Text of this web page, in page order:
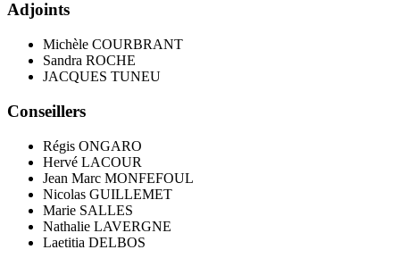
Adjoints
Michèle COURBRANT
Sandra ROCHE
JACQUES TUNEU
Conseillers
Régis ONGARO
Hervé LACOUR
Jean Marc MONFEFOUL
Nicolas GUILLEMET
Marie SALLES
Nathalie LAVERGNE
Laetitia DELBOS